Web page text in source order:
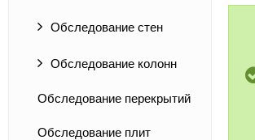
Обследование стен
Обследование колонн
Обследование перекрытий
Обследование плит